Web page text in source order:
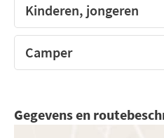
Kinderen, jongeren
Camper
Gegevens en